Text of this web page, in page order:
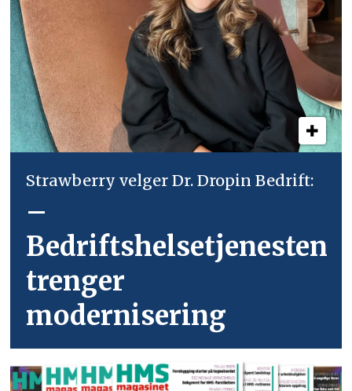
Strawberry velger Dr. Dropin Bedrift:
–
Bedriftshelsetjenesten
trenger
modernisering